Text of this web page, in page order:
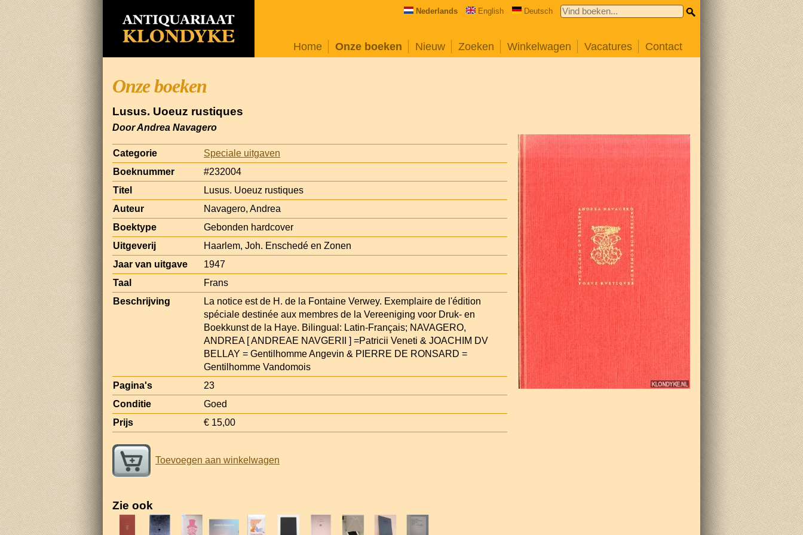
Nederlands English Deutsch
Home Onze boeken Nieuw Zoeken Winkelwagen Vacatures Contact
Onze boeken
Lusus. Uoeuz rustiques
Door Andrea Navagero
Categorie
Speciale uitgaven
Boeknummer
#232004
Titel
Lusus. Uoeuz rustiques
Auteur
Navagero, Andrea
Boektype
Gebonden hardcover
Uitgeverij
Haarlem, Joh. Enschedé en Zonen
Jaar van uitgave
1947
Taal
Frans
Beschrijving
La notice est de H. de la Fontaine Verwey. Exemplaire de l'édition
spéciale destinée aux membres de la Vereeniging voor Druk- en
Boekkunst de la Haye. Bilingual: Latin-Français; NAVAGERO,
ANDREA [ ANDREAE NAVGERII ] =Patricii Veneti & JOACHIM DV
BELLAY = Gentilhomme Angevin & PIERRE DE RONSARD =
Gentilhomme Vandomois
Pagina's
23
Conditie
Goed
Prijs
€ 15,00
Toevoegen aan winkelwagen
Zie ook